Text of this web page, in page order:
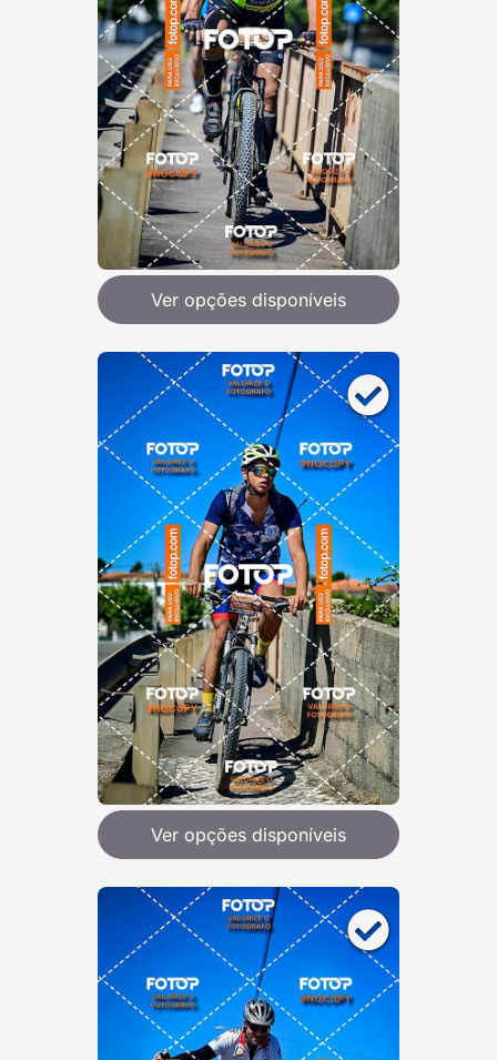
Ver opções disponíveis
Ver opções disponíveis